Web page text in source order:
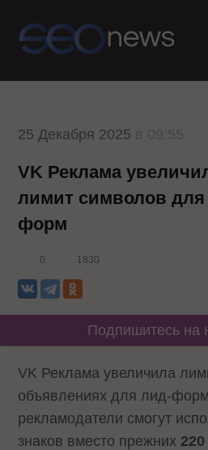
25 Декабря 2025
VK Реклама
лимит символов
форм
0 1830
Подпишитесь на
VK Реклама увеличила
объявлениях для лид-
рекламодатели смогут
знаков вместо прежних 220